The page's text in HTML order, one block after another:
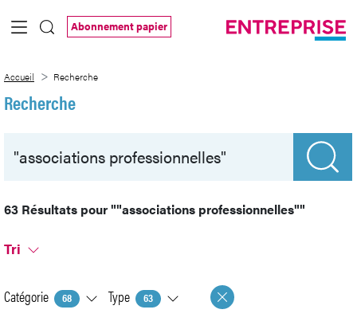
Saut au contenu principal
Abonnement papier
Accueil Recherche
Recherche
63 Résultats pour""associations professionnelles""
Tri
Catégorie 68 Type 63